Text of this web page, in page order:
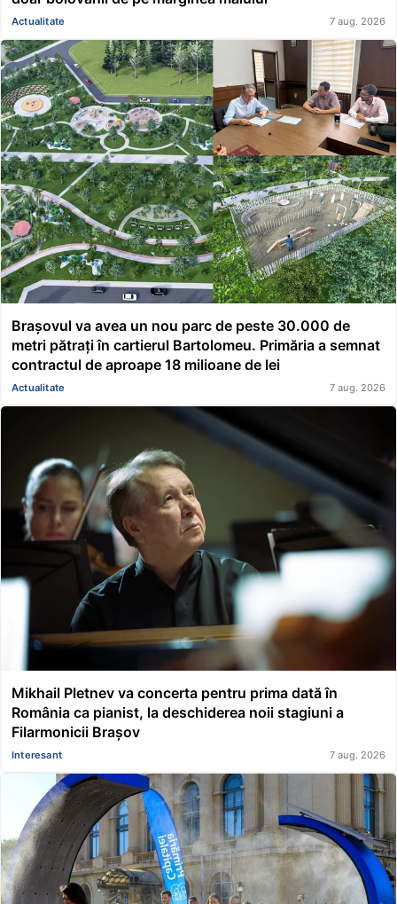
Actualitate 7 aug. 2026
Brașovul va avea un nou parc de peste 30.000 de
metri pătrați în cartierul Bartolomeu. Primăria a semnat
contractul de aproape 18 milioane de lei
Actualitate 7 aug. 2026
Mikhail Pletnev va concerta pentru prima dată în
România ca pianist, la deschiderea noii stagiuni a
Filarmonicii Brașov
Interesant 7 aug. 2026